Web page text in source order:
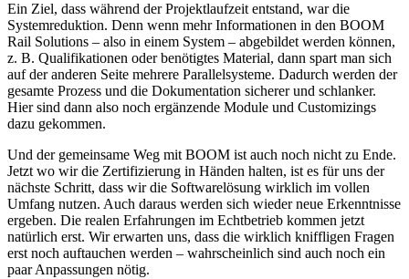
Ein Ziel, dass während der Projektlaufzeit entstand, war die
Systemreduktion. Denn wenn mehr Informationen in den BOOM
Rail Solutions – also in einem System – abgebildet werden können,
z. B. Qualifikationen oder benötigtes Material, dann spart man sich
auf der anderen Seite mehrere Parallelsysteme. Dadurch werden der
gesamte Prozess und die Dokumentation sicherer und schlanker.
Hier sind dann also noch ergänzende Module und Customizings
dazu gekommen.
Und der gemeinsame Weg mit BOOM ist auch noch nicht zu Ende.
Jetzt wo wir die Zertifizierung in Händen halten, ist es für uns der
nächste Schritt, dass wir die Softwarelösung wirklich im vollen
Umfang nutzen. Auch daraus werden sich wieder neue Erkenntnisse
ergeben. Die realen Erfahrungen im Echtbetrieb kommen jetzt
natürlich erst. Wir erwarten uns, dass die wirklich kniffligen Fragen
erst noch auftauchen werden – wahrscheinlich sind auch noch ein
paar Anpassungen nötig.